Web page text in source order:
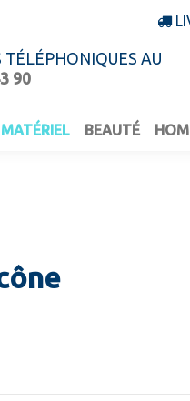
TÉLÉPHONIQUES AU
90
MATÉRIEL BEAUTÉ